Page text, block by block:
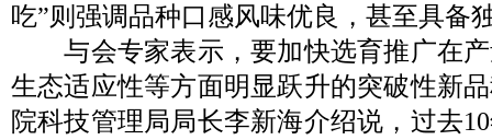
吃”则强调品种口感风味优良，甚至具备
与会专家表示，要加快选育推广在产
生态适应性等方面明显跃升的突破性新
院科技管理局局长李新海介绍说，过去